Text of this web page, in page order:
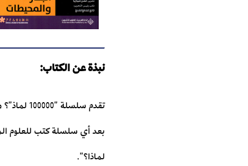
نبذة عن الكتاب:
تقدم
بعد أي سلسلة كتب للعلوم
لماذا؟".